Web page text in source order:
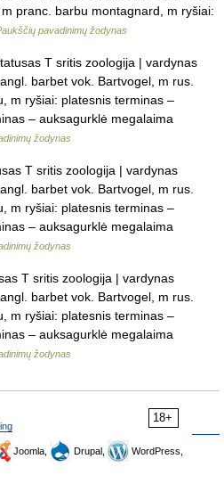
pranc. barbu montagnard, m ryšiai:
pavadinimų žodynas
T sritis zoologija | vardynas
barbet vok. Bartvogel, m rus.
m ryšiai: platesnis terminas –
– auksagurklė megalaima
žodynas
T sritis zoologija | vardynas
barbet vok. Bartvogel, m rus.
m ryšiai: platesnis terminas –
– auksagurklė megalaima
žodynas
T sritis zoologija | vardynas
barbet vok. Bartvogel, m rus.
m ryšiai: platesnis terminas –
– auksagurklė megalaima
žodynas
18+
Joomla, Drupal,
WordPress,